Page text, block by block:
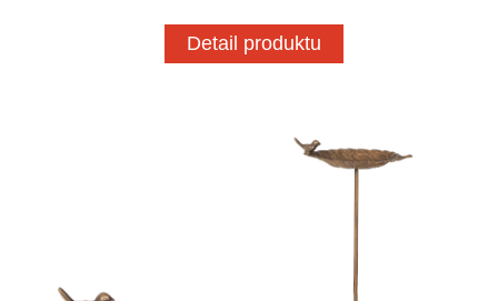
Detail produktu